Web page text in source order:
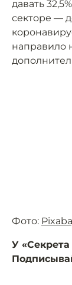
давать
секторе —
направило
Фото:
У